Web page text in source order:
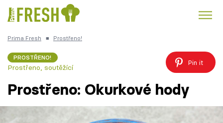
Česká kuchyně
Prima Fresh ■ Prostřeno!
PROSTŘENO!
Prostřeno, soutěžící
Pin it
Prostřeno: Okurkové hody